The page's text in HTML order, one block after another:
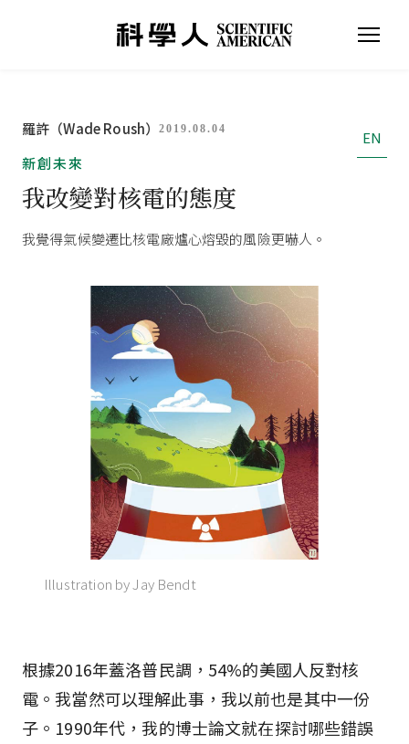
羅許（Wade Roush）2019.08.04
EN
新創未來
我改變對核電的態度
我覺得氣候變遷比核電廠爐心熔毀的風險更嚇人。
Illustration by Jay Bendt
根據2016年蓋洛普民調，54%的美國人反對核
電。我當然可以理解此事，我以前也是其中一份
子。1990年代，我的博士論文就在探討哪些錯誤